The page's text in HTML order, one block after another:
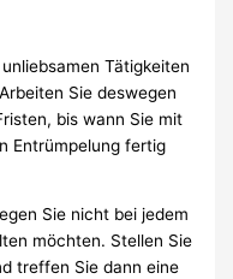
Tätigkeiten
Sie deswegen
bis wann Sie mit
Entrümpelung fertig
Sie nicht bei jedem
möchten. Stellen Sie
treffen Sie dann eine